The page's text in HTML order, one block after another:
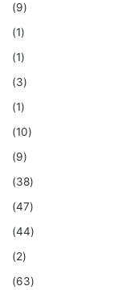
(9)
(1)
(1)
(3)
(1)
(10)
(9)
(38)
(47)
(44)
(2)
(63)